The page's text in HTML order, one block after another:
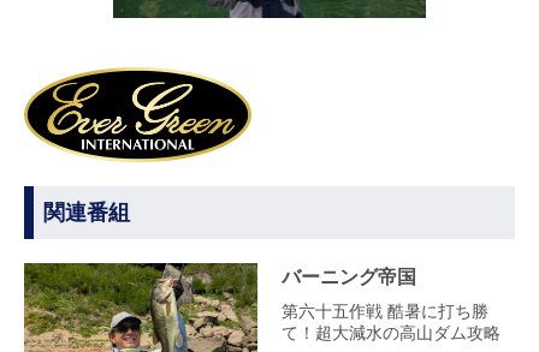
関連番組
バーニング帝国
第六十五作戦 酷暑に打ち勝
て！超大減水の高山ダム攻略